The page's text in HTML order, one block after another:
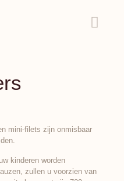
mini-filets zijn onmisbaar
kinderen worden
zullen u voorzien van